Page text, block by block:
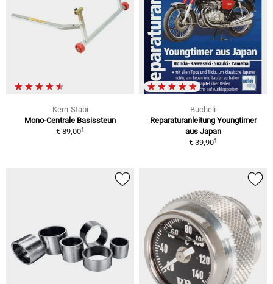
Kern-Stabi
Mono-Centrale Basissteun
€ 89,001
Bucheli
Reparaturanleitung Youngtimer
aus Japan
€ 39,901